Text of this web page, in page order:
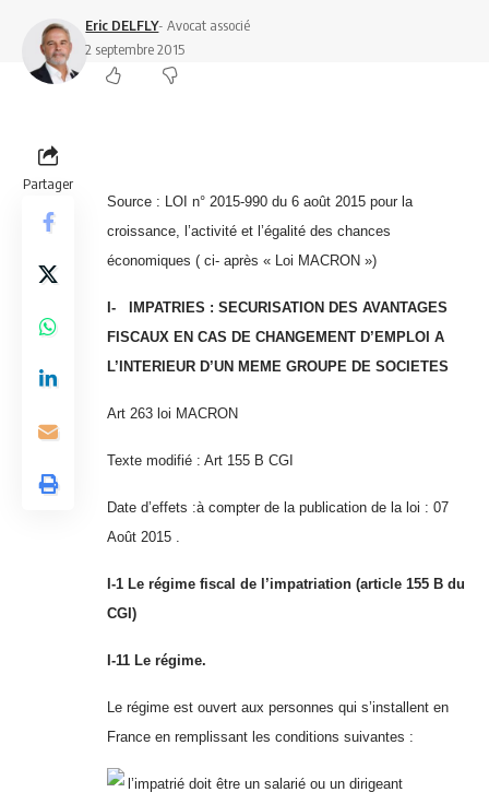
Eric DELFLY- Avocat associé
2 septembre 2015
Partager
Source : LOI n° 2015-990 du 6 août 2015 pour la
croissance, l’activité et l’égalité des chances
économiques ( ci- après « Loi MACRON »)
I-
IMPATRIES : SECURISATION DES AVANTAGES
FISCAUX EN CAS DE CHANGEMENT D’EMPLOI A
L’INTERIEUR D’UN MEME GROUPE DE SOCIETES
Art 263 loi MACRON
Texte modifié : Art 155 B CGI
Date d’effets :à compter de la publication de la loi : 07
Août 2015 .
I-1 Le régime fiscal de l’impatriation (article 155 B du
CGI)
I-11 Le régime.
Le régime est ouvert aux personnes qui s’installent en
France en remplissant les conditions suivantes :
l’impatrié doit être un salarié ou un dirigeant